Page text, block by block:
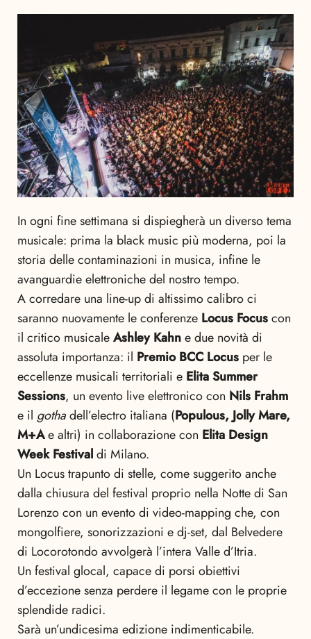
In ogni fine settimana si dispiegherà un diverso tema
musicale: prima la black music più moderna, poi la
storia delle contaminazioni in musica, infine le
avanguardie elettroniche del nostro tempo.
A corredare una line-up di altissimo calibro ci
saranno nuovamente le conferenze Locus Focuscon
il critico musicaleAshley Kahne due novità di
assoluta importanza: il Premio BCC Locus per le
eccellenze musicali territoriali e Elita Summer
Sessions, un evento live elettronico con Nils Frahm
e il gothadell’electro italiana (Populous, Jolly Mare,
M+Ae altri) in collaborazione con Elita Design
Week Festivaldi Milano.
Un Locus trapunto di stelle, come suggerito anche
dalla chiusura del festival proprio nella Notte di San
Lorenzo con un evento di video-mapping che, con
mongolfiere, sonorizzazioni e dj-set, dal Belvedere
di Locorotondo avvolgerà l’intera Valle d’Itria.
Un festival glocal, capace di porsi obiettivi
d’eccezione senza perdere il legame con le proprie
splendide radici.
Sarà un’undicesima edizione indimenticabile.